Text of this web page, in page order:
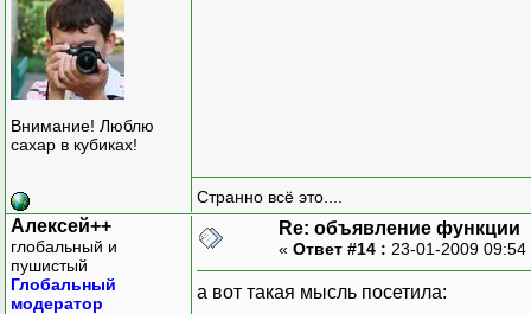
Внимание! Люблю
сахар в кубиках!
Странно всё это....
Алексей++
глобальный и
пушистый
Глобальный
модератор
Re: объявление функции
« Ответ #14 : 23-01-2009
а вот такая мысль посетила: